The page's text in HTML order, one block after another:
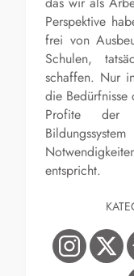
Perspektive
frei von
Schulen,
schaffen. Nur
die
Profite der
entspricht.